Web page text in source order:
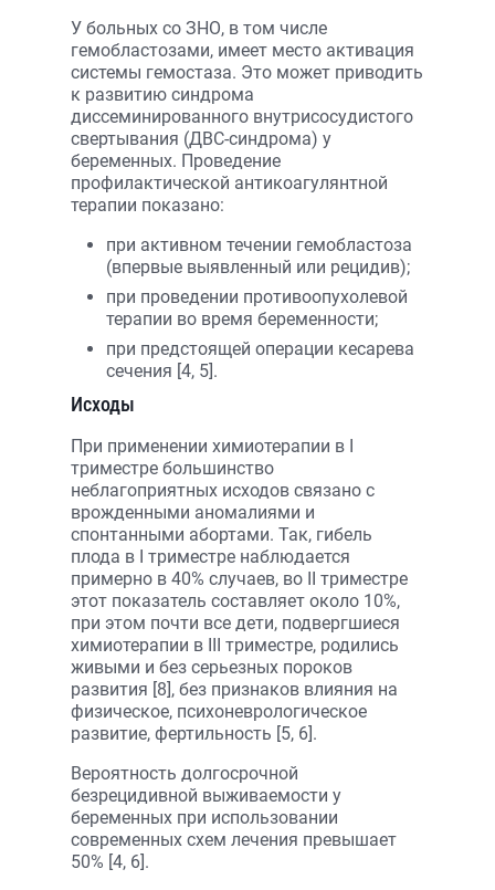
У больных со ЗНО, в том числе
гемобластозами, имеет место активация
системы гемостаза. Это может приводить
к развитию синдрома
диссеминированного внутрисосудистого
свертывания (ДВС-синдрома) у
беременных. Проведение
профилактической антикоагулянтной
терапии показано:
при активном течении гемобластоза
(впервые выявленный или рецидив);
при проведении противоопухолевой
терапии во время беременности;
при предстоящей операции кесарева
сечения [4, 5].
Исходы
При применении химиотерапии в I
триместре большинство
неблагоприятных исходов связано с
врожденными аномалиями и
спонтанными абортами. Так, гибель
плода в I триместре наблюдается
примерно в 40% случаев, во II триместре
этот показатель составляет около 10%,
при этом почти все дети, подвергшиеся
химиотерапии в III триместре, родились
живыми и без серьезных пороков
развития [8], без признаков влияния на
физическое, психоневрологическое
развитие, фертильность [5, 6].
Вероятность долгосрочной
безрецидивной выживаемости у
беременных при использовании
современных схем лечения превышает
50% [4, 6].